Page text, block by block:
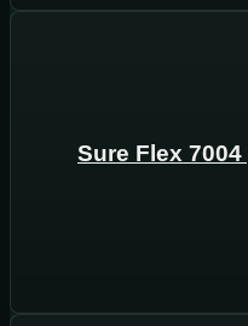
چسب کاشی پودری شورلول Sure Flex 7004